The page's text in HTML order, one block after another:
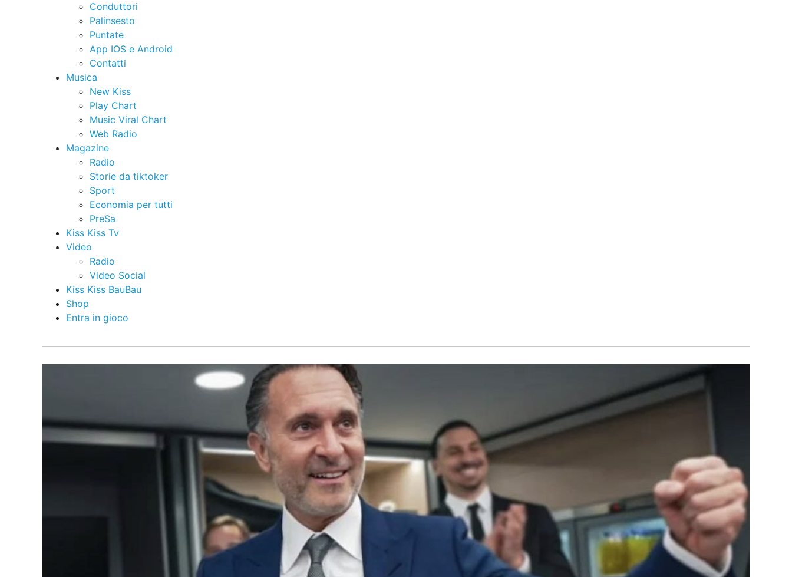
Conduttori
Palinsesto
Puntate
App IOS e Android
Contatti
Musica
New Kiss
Play Chart
Music Viral Chart
Web Radio
Magazine
Radio
Storie da tiktoker
Sport
Economia per tutti
PreSa
Kiss Kiss Tv
Video
Radio
Video Social
Kiss Kiss BauBau
Shop
Entra in gioco